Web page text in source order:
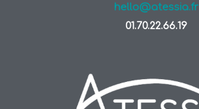
hello@atessia.fr
01.70.22.66.19